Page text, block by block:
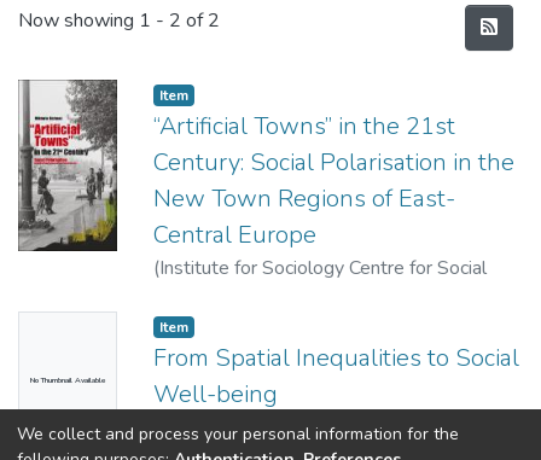
Recent Submissions
Now showing 1 - 2 of 2
Item
“Artificial Towns” in the 21st
Century: Social Polarisation in the
New Town Regions of East-
Central Europe
(Institute for Sociology Centre for Social
2016
No Thumbnail Available
Item
From Spatial Inequalities to Social
Well-being
(Kodolányi János University of Applied
We collect and process your personal information for the